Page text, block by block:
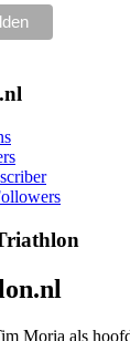
Moria als